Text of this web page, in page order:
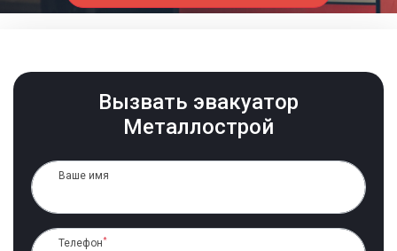
Вызвать эвакуатор
Металлострой
Ваше имя
Телефон*